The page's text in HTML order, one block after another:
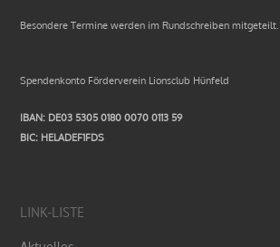
Besondere Termine werden im Rundschreiben mitgeteilt.
Spendenkonto Förderverein Lionsclub Hünfeld
IBAN: DE03 5305 0180 0070 0113 59
BIC: HELADEF1FDS
LINK-LISTE